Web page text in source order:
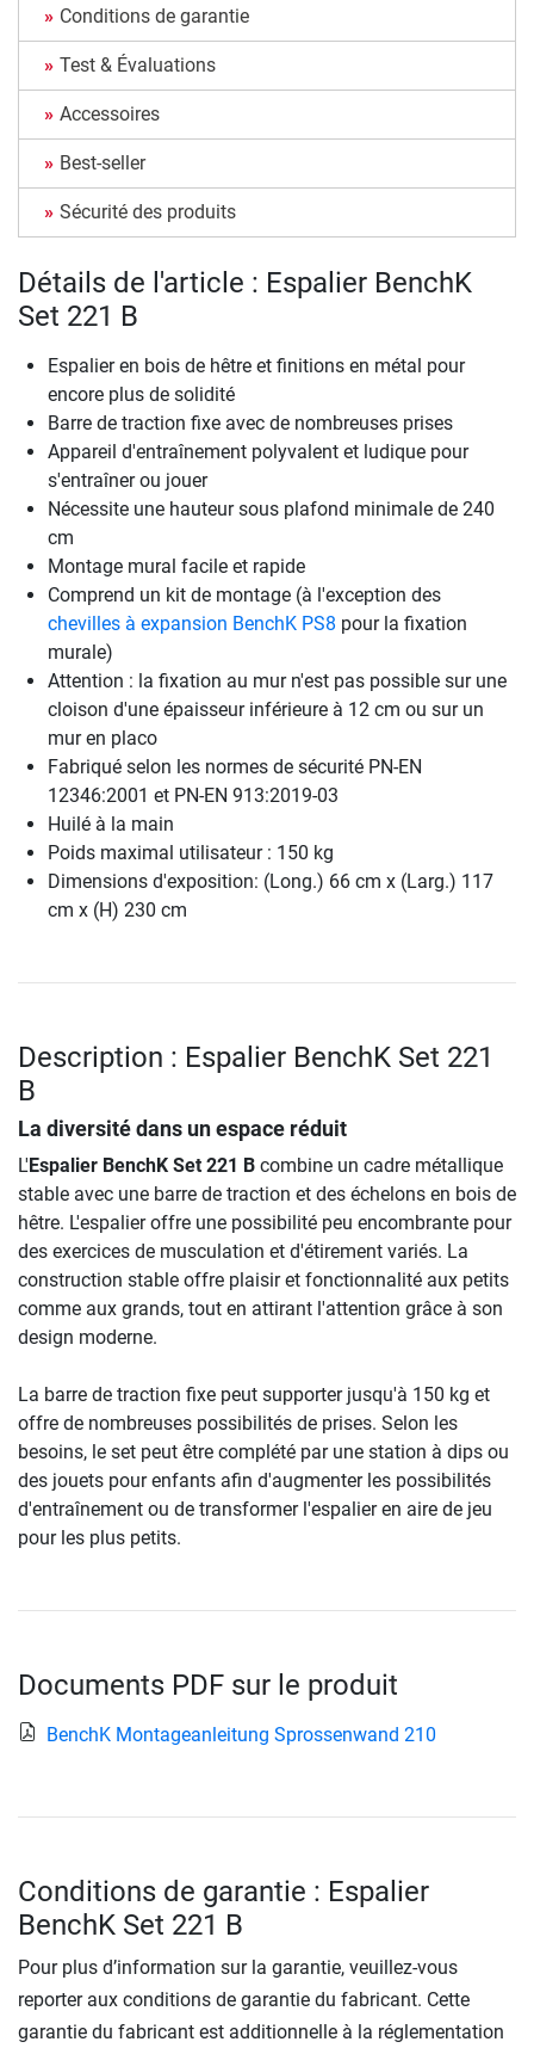
Conditions de garantie
Test & Évaluations
Accessoires
Best-seller
Sécurité des produits
Détails de l'article : Espalier BenchK
Set 221 B
Espalier en bois de hêtre et finitions en métal pour
encore plus de solidité
Barre de traction fixe avec de nombreuses prises
Appareil d'entraînement polyvalent et ludique pour
s'entraîner ou jouer
Nécessite une hauteur sous plafond minimale de 240
cm
Montage mural facile et rapide
Comprend un kit de montage (à l'exception des
chevilles à expansion BenchK PS8 pour la fixation
murale)
Attention : la fixation au mur n'est pas possible sur une
cloison d'une épaisseur inférieure à 12 cm ou sur un
mur en placo
Fabriqué selon les normes de sécurité PN-EN
12346:2001 et PN-EN 913:2019-03
Huilé à la main
Poids maximal utilisateur : 150 kg
Dimensions d'exposition: (Long.) 66 cm x (Larg.) 117
cm x (H) 230 cm
Description : Espalier BenchK Set 221
B
La diversité dans un espace réduit
L'Espalier BenchK Set 221 B combine un cadre métallique
stable avec une barre de traction et des échelons en bois de
hêtre. L'espalier offre une possibilité peu encombrante pour
des exercices de musculation et d'étirement variés. La
construction stable offre plaisir et fonctionnalité aux petits
comme aux grands, tout en attirant l'attention grâce à son
design moderne.
La barre de traction fixe peut supporter jusqu'à 150 kg et
offre de nombreuses possibilités de prises. Selon les
besoins, le set peut être complété par une station à dips ou
des jouets pour enfants afin d'augmenter les possibilités
d'entraînement ou de transformer l'espalier en aire de jeu
pour les plus petits.
Documents PDF sur le produit
BenchK Montageanleitung Sprossenwand 210
Conditions de garantie : Espalier
BenchK Set 221 B
Pour plus d’information sur la garantie, veuillez-vous
reporter aux conditions de garantie du fabricant. Cette
garantie du fabricant est additionnelle à la réglementation